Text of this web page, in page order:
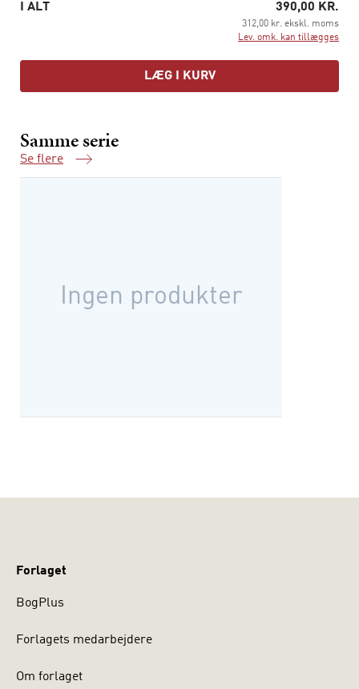
I ALT 390,00 KR.
312,00 kr. ekskl. moms
Lev. omk. kan tillægges
LÆG I KURV
Samme serie
Se flere
Samme serie
Ingen produkter
Forlaget
BogPlus
Forlagets medarbejdere
Om forlaget